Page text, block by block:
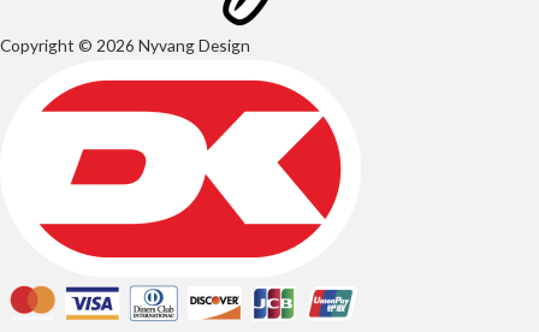
Copyright © 2026 Nyvang Design